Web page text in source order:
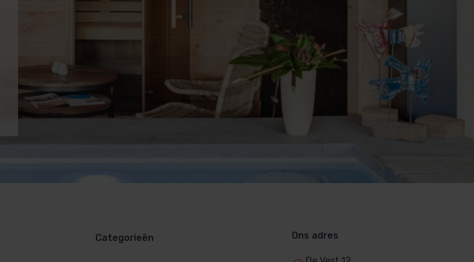
Categorieën Ons adres